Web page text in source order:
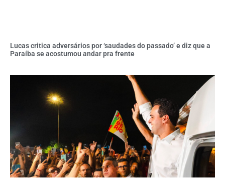
Lucas critica adversários por ‘saudades do passado’ e diz que a
Paraíba se acostumou andar pra frente